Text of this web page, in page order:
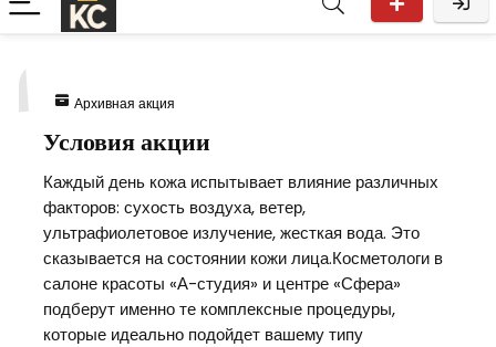
Архивная акция
Условия акции
Каждый день кожа испытывает влияние различных
факторов: сухость воздуха, ветер,
ультрафиолетовое излучение, жесткая вода. Это
сказывается на состоянии кожи лица.Косметологи в
салоне красоты «А-студия» и центре «Сфера»
подберут именно те комплексные процедуры,
которые идеально подойдет вашему типу